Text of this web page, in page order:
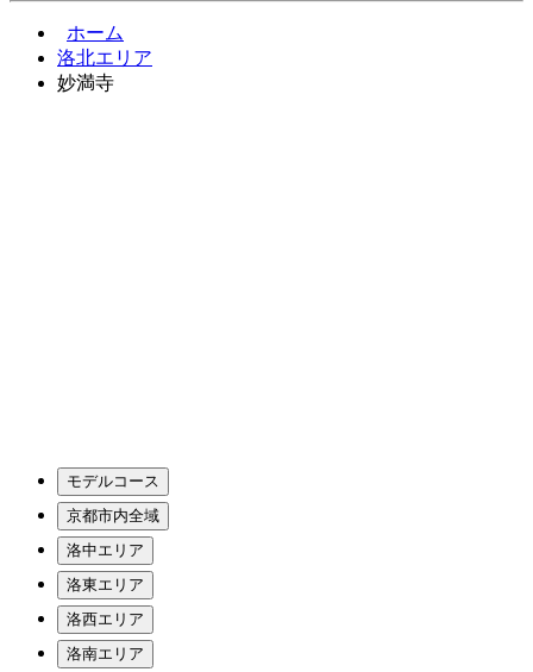
ホーム
洛北エリア
妙満寺
モデルコース
京都市内全域
洛中エリア
洛東エリア
洛西エリア
洛南エリア